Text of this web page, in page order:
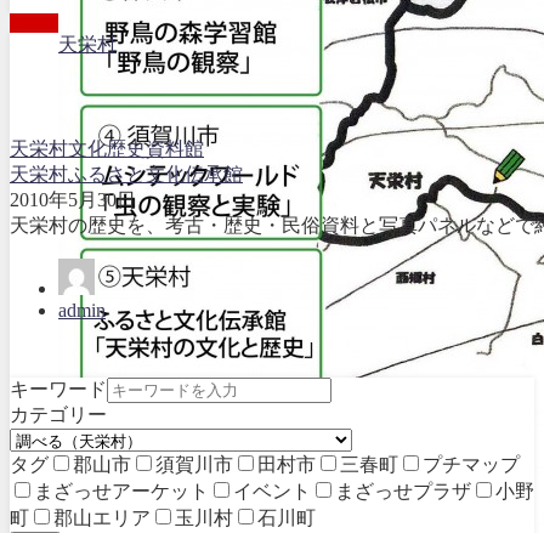
古殿町
天栄村
天栄村文化歴史資料館
天栄村ふるさと文化伝承館
2010年5月30日
天栄村の歴史を、考古・歴史・民俗資料と写真パネルなど
admin
キーワード
カテゴリー
タグ 郡山市 須賀川市 田村市 三春町
プチマップ
まざっせアーケット
イベント まざっせプラザ
小野
町
郡山エリア 玉川村 石川町